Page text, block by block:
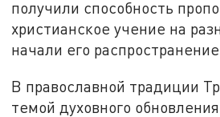
получили способность
христианское учение на
начали его
В православной традиции
темой духовного